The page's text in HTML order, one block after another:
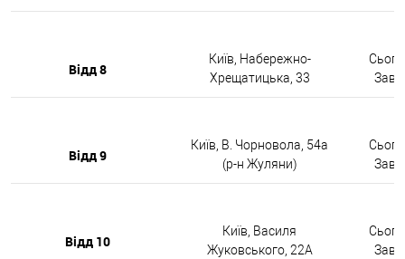
Відд 8
Київ, Набережно-
Хрещатицька, 33
Відд 9
Київ, В. Чорновола, 54а
(р-н Жуляни)
Відд 10
Київ, Василя
Жуковського, 22А